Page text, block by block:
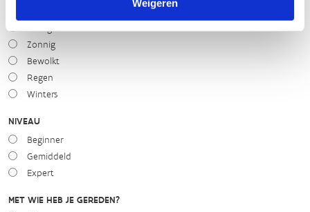
Weigeren
Zonnig
Bewolkt
Regen
Winters
NIVEAU
Beginner
Gemiddeld
Expert
MET WIE HEB JE GEREDEN?